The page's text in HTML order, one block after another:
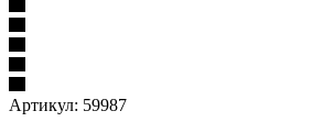
Артикул: 59987